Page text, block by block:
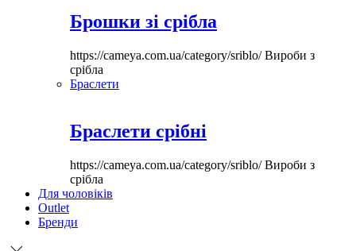
Брошки зі срібла
https://cameya.com.ua/category/sriblo/Вироби з
срібла
Браслети
Браслети срібні
https://cameya.com.ua/category/sriblo/Вироби з
срібла
Для чоловіків
Outlet
Бренди